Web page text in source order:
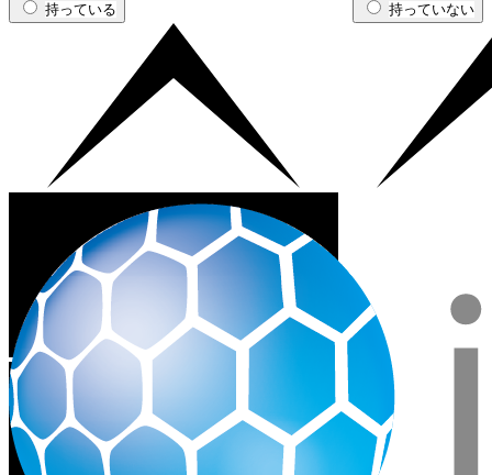
持っている 持っていない